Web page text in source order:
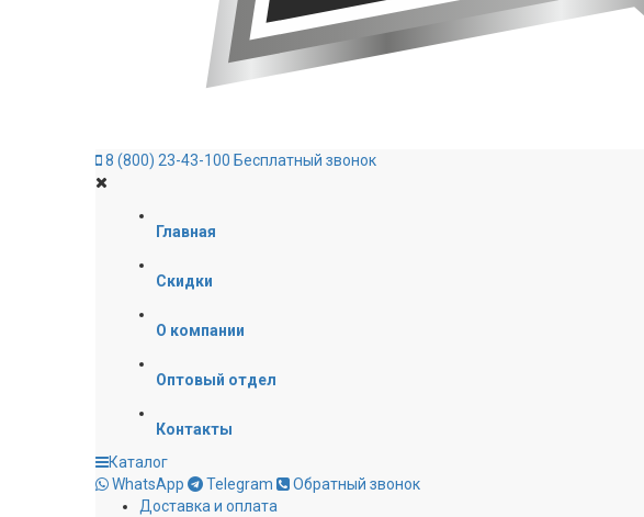
8 (800) 23-43-100 Бесплатный звонок
Главная
Скидки
О компании
Оптовый отдел
Контакты
Каталог
WhatsApp
Telegram
Обратный звонок
Доставка и оплата